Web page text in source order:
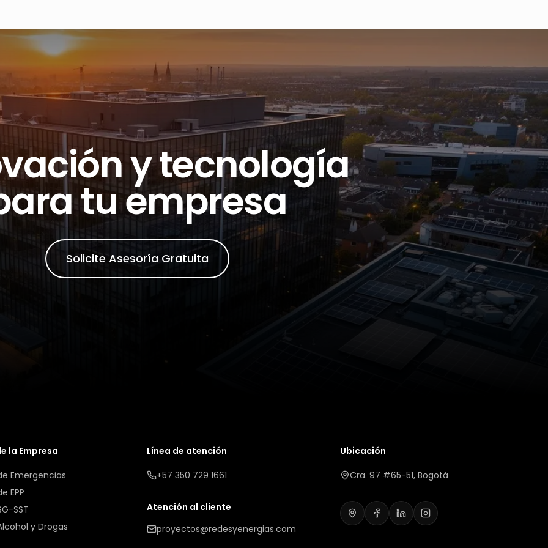
y tecnología
tu empresa
Solicite Asesoría Gratuita
la Empresa
Emergencias
EPP
SST
y Drogas
Línea de atención
+57 350 729 1661
Atención al cliente
proyectos@redesyenergias.com
Ubicación
Cra. 97 #65-51, Bogotá